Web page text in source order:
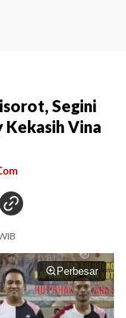
Segini
Kekasih Vina
Perbesar